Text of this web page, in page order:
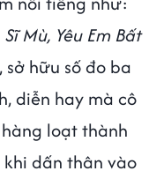
Mù, Yêu Em Bất
sở hữu số đo ba
diễn hay mà cô
loạt thành
dấn thân vào